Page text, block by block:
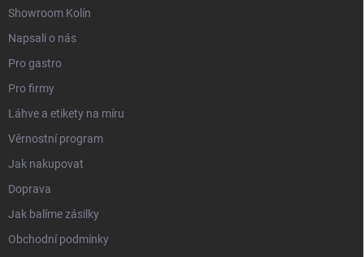
Showroom Kolín
Napsali o nás
Pro gastro
Pro firmy
Láhve a etikety na míru
Věrnostní program
Jak nakupovat
Doprava
Jak balíme zásilky
Obchodní podmínky